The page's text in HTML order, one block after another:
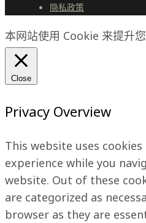
隐私政策
本网站使用 Cookie 来提升
Close
Privacy Overview
This website uses
experience while you
website. Out of these
are categorized as
browser as they are